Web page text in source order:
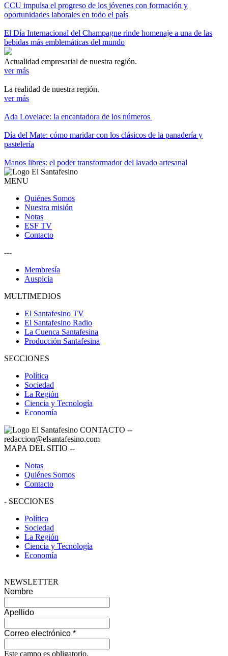
CCU impulsa el progreso de los jóvenes con formación y
oportunidades laborales en todo el país
El Día Internacional del Champagne rinde homenaje a una de las
bebidas más emblemáticas del mundo
Actualidad empresarial de nuestra región.
ver más
La realidad de nuestra región.
ver más
Ada Lovelace: la encantadora de los números
Día del Mate: cómo maridar con los clásicos de la panadería y
pastelería
Manos libres: el poder transformador del lavado artesanal
MENU
Quiénes Somos
Nuestra misión
Notas
ESF TV
Contacto
---
Membresía
Auspicia
MULTIMEDIOS
El Santafesino TV
El Santafesino Radio
La Cuenca Santafesina
Producción Santafesina
SECCIONES
Política
Sociedad
La Región
Ciencia y Tecnología
Economía
CONTACTO --
redaccion@elsantafesino.com
MAPA DEL SITIO --
Notas
Quiénes Somos
Contacto
- SECCIONES
Política
Sociedad
La Región
Ciencia y Tecnología
Economía
NEWSLETTER
Nombre
Apellido
Correo electrónico *
Este campo es obligatorio.